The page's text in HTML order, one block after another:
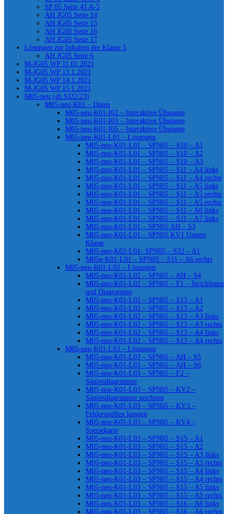
SP 05 Seite 41 A-5
AH JG05 Seite 14
AH JG05 Seite 15
AH JG05 Seite 16
AH JG05 Seite 17
Lösungen zur Inhalten der Klasse 5
AH JG05 Seite 6
M-JG05 WP 11.01.2021
M-JG05 WP 13.1.2021
M-JG05 WP 14.1.2021
M-JG05 WP 15.1.2021
M05-neu (ab SJ22/23)
M05-neu-K01 – Daten
M05-neu-K01-I02 – Interaktive Übungen
M05-neu-K01-I03 – Interaktive Übungen
M05-neu-K01-I05 – Interaktive Übungen
M05-neu-K01-L01 – Lösungen
M05-neu-K01-L01 – SPN05 – S10 – A1
M05-neu-K01-L01 – SPN05 – S10 – A2
M05-neu-K01-L01 – SPN05 – S10 – A3
M05-neu-K01-L01 – SPN05 – S11 – A4 links
M05-neu-K01-L01 – SPN05 – S11 – A4 rechts
M05-neu-K01-L01 – SPN05 – S11 – A5 links
M05-neu-K01-L01 – SPN05 – S11 – A5 rechts
M05-neu-K01-L01 – SPN05 – S11 – A5 rechts
M05-neu-K01-L01 – SPN05 – S11 – A6 links
M05-neu-K01-L01 – SPN05 – S11 – A7 links
M05-neu-K01-L01 – SPN05 AH – S3
M05-neu-K01-L01 – SPN05 KV1 Unsere
Klasse
M05-neu-K02-L01- SPN05 – S32 – A1
M05n-K01-L01 – SPN05 – S11 – A6 rechts
M05-neu-K01-L02 – Lösungen
M05-neu-K01-L02 – SPN05 – AH – S4
M05-neu-K01-L02 – SPN05 – F1 – Strichlisten
und Diagramme
M05-neu-K01-L02 – SPN05 – S13 – A1
M05-neu-K01-L02 – SPN05 – S13 – A2
M05-neu-K01-L02 – SPN05 – S13 – A3 links
M05-neu-K01-L02 – SPN05 – S13 – A3 rechts
M05-neu-K01-L02 – SPN05 – S13 – A4 links
M05-neu-K01-L02 – SPN05 – S13 – A4 rechts
M05-neu-K01-L03 – Lösungen
M05-neu-K01-L03 – SPN05 – AH – S5
M05-neu-K01-L03 – SPN05 – AH – S6
M05-neu-K01-L03 – SPN05 – F2 –
Säulendiagramme
M05-neu-K01-L03 – SPN05 – KV2 –
Säulendiagramme zeichnen
M05-neu-K01-L03 – SPN05 – KV3 –
Fehlerquellen kennen
M05-neu-K01-L03 – SPN05 – KV4 –
Speisekarte
M05-neu-K01-L03 – SPN05 – S15 – A1
M05-neu-K01-L03 – SPN05 – S15 – A2
M05-neu-K01-L03 – SPN05 – S15 – A3 links
M05-neu-K01-L03 – SPN05 – S15 – A3 rechts
M05-neu-K01-L03 – SPN05 – S15 – A4 links
M05-neu-K01-L03 – SPN05 – S15 – A4 rechts
M05-neu-K01-L03 – SPN05 – S15 – A5 links
M05-neu-K01-L03 – SPN05 – S15 – A5 rechts
M05-neu-K01-L03 – SPN05 – S16 – A6 links
M05-neu-K01-L03 – SPN05 – S16 – A6 rechts